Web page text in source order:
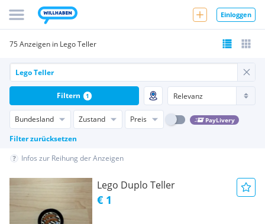
Einloggen
75 Anzeigen in Lego Teller
Bundesland Zustand Preis PayLivery
Filter zurücksetzen
Filtern 1
Infos zur Reihung der Anzeigen
Lego Duplo Teller
€ 1